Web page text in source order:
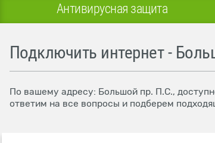
Антивирусная защита
Подключить интернет -
По вашему адресу: Большой пр. П.С.,
ответим на все вопросы и подберем